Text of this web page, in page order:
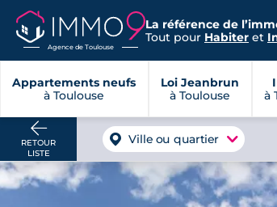
Agence de Toulouse
La référence de
Tout pour Habiter et
Appartements neufs
à Toulouse
Loi Jeanbrun
à Toulouse
à
RETOUR
LISTE
Ville ou quartier